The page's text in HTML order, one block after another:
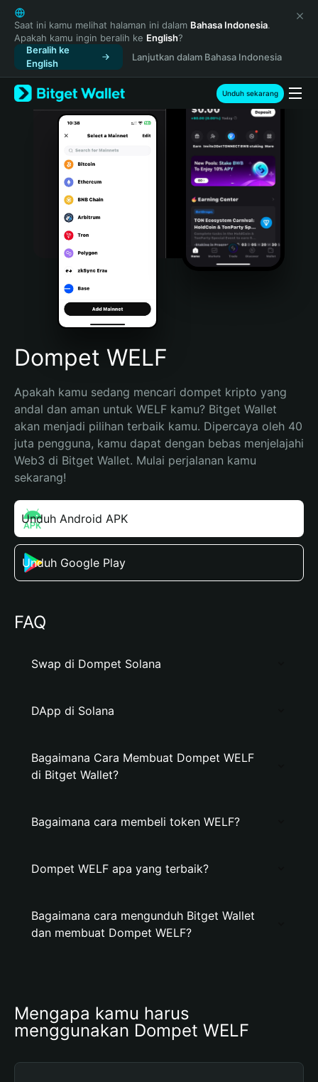
English
日本語
Tiếng Việt
Русский
Español (Latinoamérica)
Türkçe
Italiano
Português (Portugal)
Bahasa Indonesia
Português (Brasil)
Español (Argentina)
Saat ini kamu melihat halaman ini dalam Bahasa Indonesia.
Apakah kamu ingin beralih ke English?
Beralih ke
English
Lanjutkan dalam Bahasa Indonesia
Unduh sekarang
Dompet WELF
Apakah kamu sedang mencari dompet kripto yang
andal dan aman untuk WELF kamu? Bitget Wallet
akan menjadi pilihan terbaik kamu. Dipercaya oleh 40
juta pengguna, kamu dapat dengan bebas menjelajahi
Web3 di Bitget Wallet. Mulai perjalanan kamu
sekarang!
Unduh Android APK
Unduh Google Play
FAQ
Swap di Dompet Solana
DApp di Solana
Bagaimana Cara Membuat Dompet WELF
di Bitget Wallet?
Bagaimana cara membeli token WELF?
Dompet WELF apa yang terbaik?
Bagaimana cara mengunduh Bitget Wallet
dan membuat Dompet WELF?
Mengapa kamu harus
menggunakan Dompet WELF